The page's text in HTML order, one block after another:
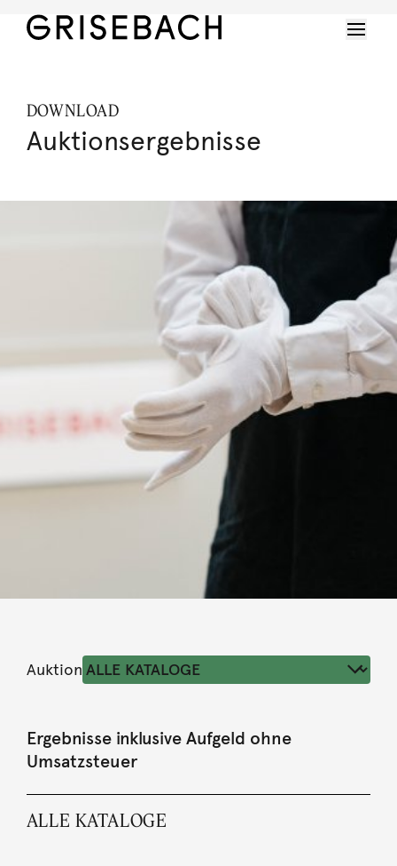
DOWNLOAD
Auktionsergebnisse
Auktion
Ergebnisse inklusive Aufgeld ohne
Umsatzsteuer
ALLE KATALOGE